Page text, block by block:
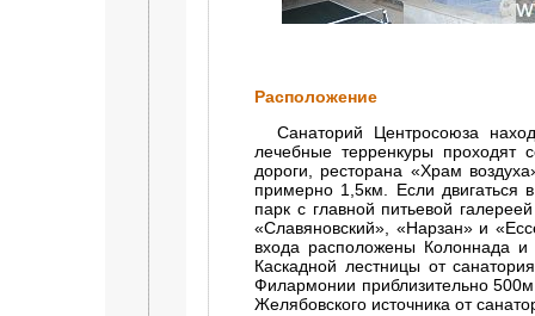
Расположение
Санаторий Центросоюза
лечебные терренкуры
дороги, ресторана «Храм
примерно 1,5км. Если двигаться
парк с главной питьевой
«Славяновский», «Нарзан» и
входа расположены Колоннада и
Каскадной лестницы от
Филармонии приблизительно
Желябовского источника от